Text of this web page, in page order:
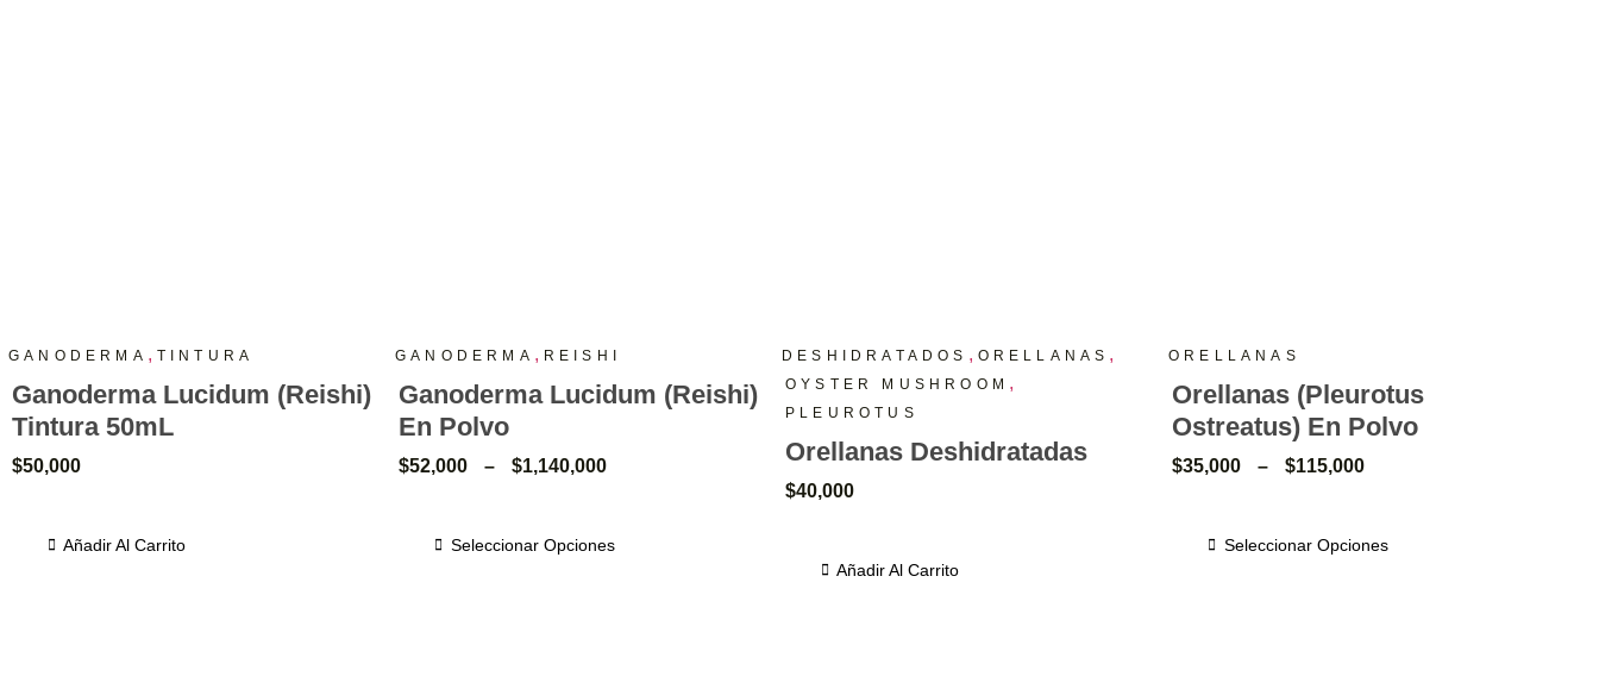
GANODERMA , TINTURA
Ganoderma Lucidum (Reishi)
Tintura 50mL
$50,000
Añadir Al Carrito
GANODERMA , REISHI
Ganoderma Lucidum (Reishi)
En Polvo
$52,000 – $1,140,000
Seleccionar Opciones
DESHIDRATADOS , ORELLANAS ,
OYSTER MUSHROOM ,
PLEUROTUS
Orellanas Deshidratadas
$40,000
Añadir Al Carrito
ORELLANAS
Orellanas (Pleurotus
Ostreatus) En Polvo
$35,000 – $115,000
Seleccionar Opciones